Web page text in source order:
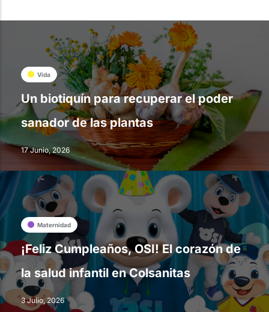
Vida
Un biotiquín para recuperar el poder
sanador de las plantas
17 Junio, 2026
Maternidad
¡Feliz Cumpleaños, OSI! El corazón de
la salud infantil en Colsanitas
3 Julio, 2026